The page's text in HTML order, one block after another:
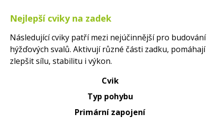
Nejlepší cviky na zadek
Následující cviky patří mezi nejúčinnější pro budování
hýžďových svalů. Aktivují různé části zadku, pomáhají
zlepšit sílu, stabilitu i výkon.
Cvik
Typ pohybu
Primární zapojení